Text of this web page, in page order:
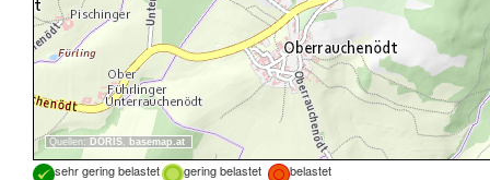
Quellen: DORIS, basemap.at
sehr gering belastet gering belastet
belastet